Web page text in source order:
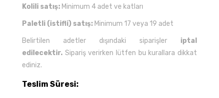
Kolili satış: Minimum 4 adet ve katları
Paletli (istifli) satış: Minimum 17 veya 19 adet
Belirtilen adetler dışındaki siparişler iptal
edilecektir. Sipariş verirken lütfen bu kurallara dikkat
ediniz.
Teslim Süresi: